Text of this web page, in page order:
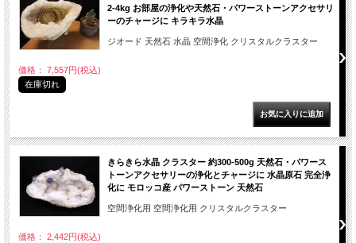
2-4kg お部屋の浄化や天然石・パワーストーンアクセサリ
ーのチャージに キラキラ水晶
ジオード 天然石 水晶 空間浄化 クリスタルクラスター
価格： 7,557円(税込)
在庫切れ
きらきら水晶 クラスター 約300-500g 天然石・パワース
トーンアクセサリーの浄化とチャージに 水晶原石 完全浄
化に モロッコ産 パワーストーン 天然石
空間浄化用 空間浄化用 クリスタルクラスター
価格： 2,442円(税込)